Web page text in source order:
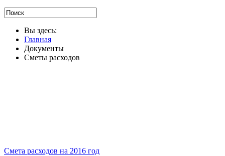
Вы здесь:
Главная
Документы
Сметы расходов
Смета расходов на 2016 год